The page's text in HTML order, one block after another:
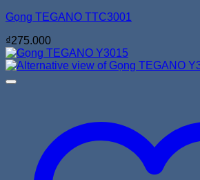
Gọng TEGANO TTC3001
₫275.000